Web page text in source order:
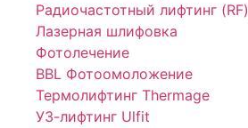
Радиочастотный лифтинг (RF)
Лазерная шлифовка
Фотолечение
BBL Фотоомоложение
Термолифтинг Thermage
УЗ-лифтинг Ulfit